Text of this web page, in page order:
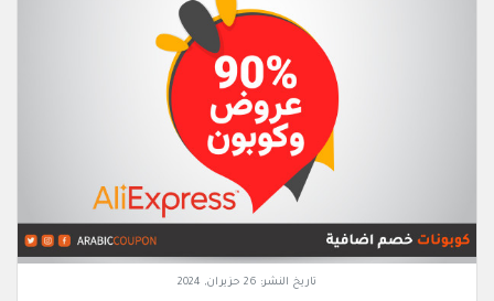
تاريخ النشر: 26 حزيران, 2024